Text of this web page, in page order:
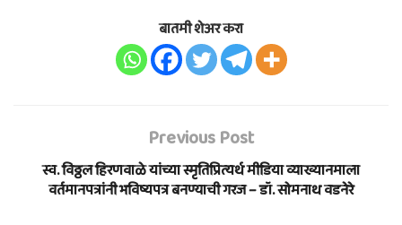
बातमी शेअर करा
Previous Post
स्व. विठ्ठल हिरणवाळे यांच्या स्मृतिप्रित्यर्थ मीडिया व्याख्यानमाला
वर्तमानपत्रांनी भविष्यपत्र बनण्याची गरज – डॉ. सोमनाथ वडनेरे